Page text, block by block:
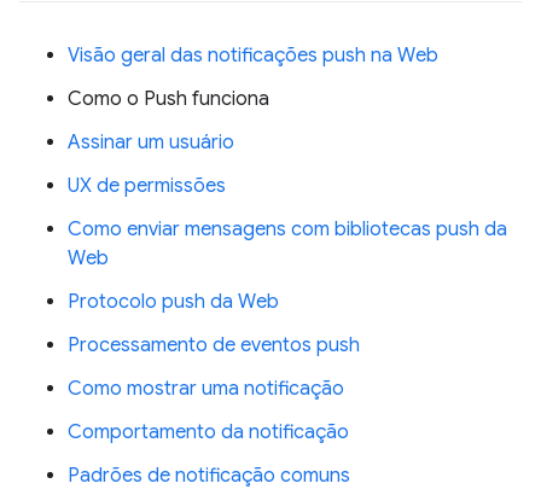
Visão geral das notificações push na Web
Como o Push funciona
Assinar um usuário
UX de permissões
Como enviar mensagens com bibliotecas push da
Web
Protocolo push da Web
Processamento de eventos push
Como mostrar uma notificação
Comportamento da notificação
Padrões de notificação comuns